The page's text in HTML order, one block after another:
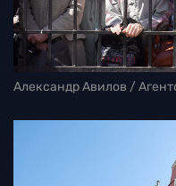
Александр Авилов /